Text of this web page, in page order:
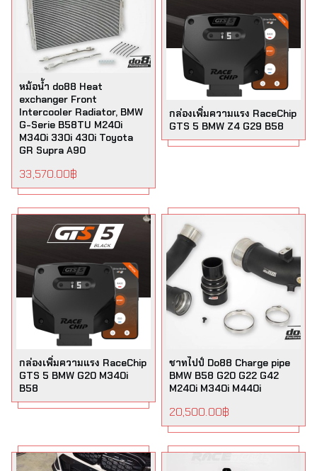
หม้อน้ำ do88 Heat
exchanger Front
Intercooler Radiator, BMW
G-Serie B58TU M240i
M340i 330i 430i Toyota
GR Supra A90
33,570.00฿
กล่องเพิ่มความแรง RaceChip
GTS 5 BMW Z4 G29 B58
กล่องเพิ่มความแรง RaceChip
GTS 5 BMW G20 M340i
B58
ชาทไปป์ Do88 Charge pipe
BMW B58 G20 G22 G42
M240i M340i M440i
20,500.00฿